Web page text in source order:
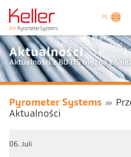
PL
Aktualności
Aktualności z BU ITS można
Pyrometer Systems
Aktualności
Juli
06